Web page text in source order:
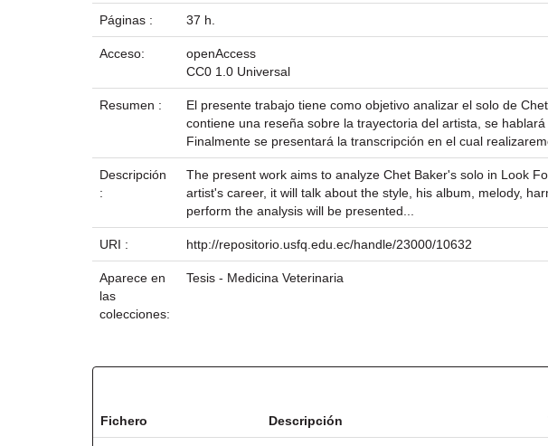
Páginas : 37 h.
Acceso:
openAccess
CC0 1.0 Universal
Resumen :
El presente trabajo tiene como objetivo analizar el solo de
contiene una reseña sobre la trayectoria del artista, se
Finalmente se presentará la transcripción en el cual
Descripción
:
The present work aims to analyze Chet Baker's solo in Look
artist's career, it will talk about the style, his album, melody,
perform the analysis will be presented...
URI : http://repositorio.usfq.edu.ec/handle/23000/10632
Aparece en
las
colecciones:
Tesis - Medicina Veterinaria
Fichero Descripción